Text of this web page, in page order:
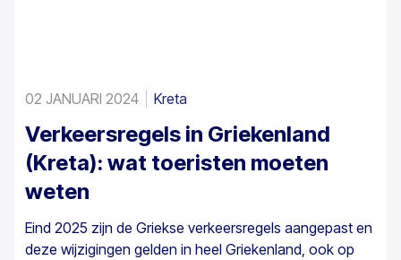
02 JANUARI 2024 Kreta
Verkeersregels in Griekenland
(Kreta): wat toeristen moeten
weten
Eind 2025 zijn de Griekse verkeersregels aangepast en
deze wijzigingen gelden in heel Griekenland, ook op